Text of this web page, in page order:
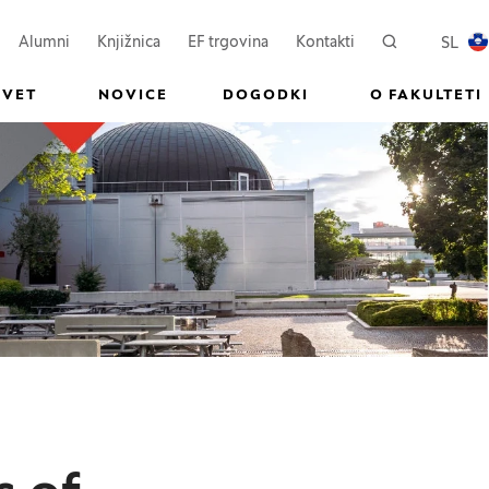
oknu)
se v novem oknu)
Alumni Knjižnica EF trgovina(Odpre se v novem oknu)
Kontakti Iskanje SL
NOVICE DOGODKI O FAKULTETI